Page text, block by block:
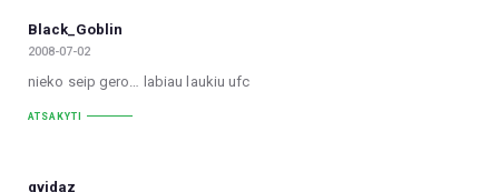
Black_Goblin
2008-07-02
nieko seip gero… labiau laukiu ufc
ATSAKYTI
gvidaz